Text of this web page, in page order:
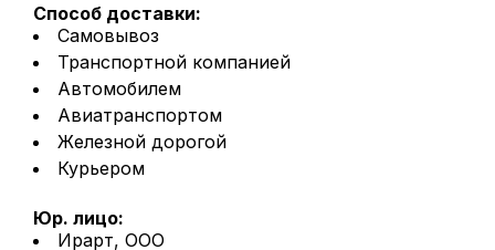
Способ доставки:
Самовывоз
Транспортной компанией
Автомобилем
Авиатранспортом
Железной дорогой
Курьером
Юр. лицо:
Ирарт, ООО